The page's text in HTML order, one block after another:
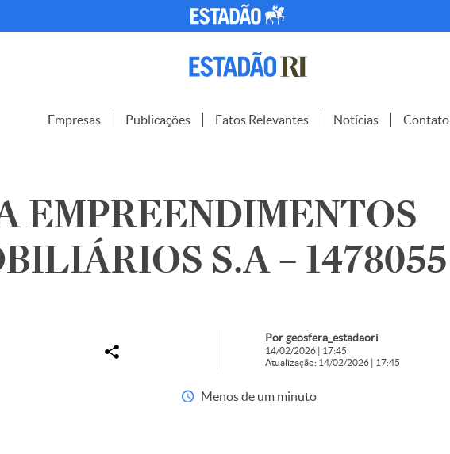
Empresas Publicações Fatos Relevantes Notícias Contato
EMPREENDIMENTOS
S.A – 1478055
Por geosfera_estadaori
14/02/2026 | 17:45
Atualização: 14/02/2026 | 17:45
Menos de um minuto